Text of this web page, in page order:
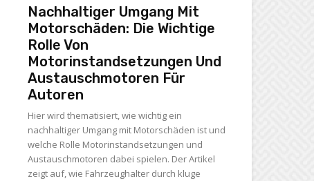
Nachhaltiger Umgang Mit
Motorschäden: Die Wichtige
Rolle Von
Motorinstandsetzungen Und
Austauschmotoren Für
Autoren
Hier wird thematisiert, wie wichtig ein
nachhaltiger Umgang mit Motorschäden ist und
welche Rolle Motorinstandsetzungen und
Austauschmotoren dabei spielen. Der Artikel
zeigt auf, wie Fahrzeughalter durch kluge